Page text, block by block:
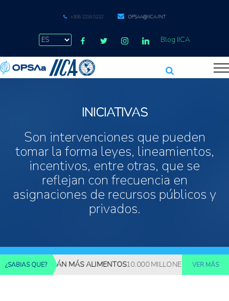
+506 2216 0222 OPSAA@IICA.INT
Blog IICA
INICIATIVAS
Son intervenciones que pueden
tomar la forma leyes, lineamientos,
incentivos, entre otras, que se
reflejan con frecuencia en
asignaciones de recursos públicos y
privados.
¿SABIAS QUE?
REQUERIRÁN MÁS ALIMENTOS10.000 MILLONES DE VER MÁS